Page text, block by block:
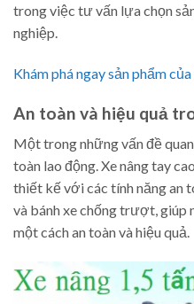
trong việc tư vấn lựa chọn
nghiệp.
Khám phá ngay sản phẩm
An toàn và hiệu quả
Một trong những vấn đề
toàn lao động. Xe nâng tay
thiết kế với các tính năng an
và bánh xe chống trượt, giúp
một cách an toàn và hiệu quả.